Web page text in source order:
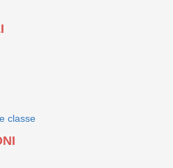
classe